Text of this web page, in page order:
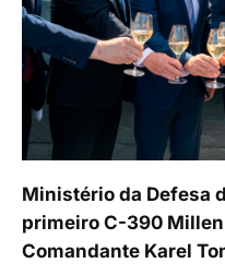
Ministério da Defesa
primeiro C-390
Comandante Karel